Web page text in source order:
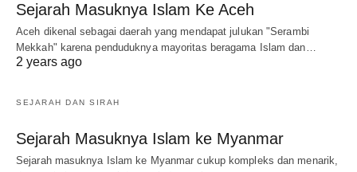
Sejarah Masuknya Islam Ke Aceh
Aceh dikenal sebagai daerah yang mendapat julukan "Serambi
Mekkah" karena penduduknya mayoritas beragama Islam dan…
2 years ago
SEJARAH DAN SIRAH
Sejarah Masuknya Islam ke Myanmar
Sejarah masuknya Islam ke Myanmar cukup kompleks dan menarik,